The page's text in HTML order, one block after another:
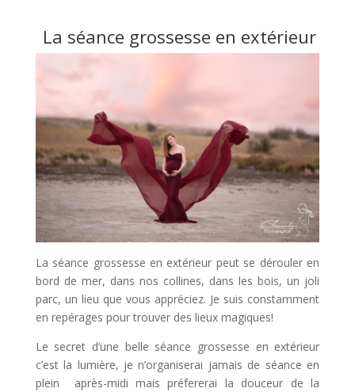
La séance grossesse en extérieur
La séance grossesse en extérieur peut se dérouler en
bord de mer, dans nos collines, dans les bois, un joli
parc, un lieu que vous appréciez. Je suis constamment
en repérages pour trouver des lieux magiques!
Le secret d’une belle séance grossesse en extérieur
c’est la lumière, je n’organiserai jamais de séance en
plein après-midi mais préfererai la douceur de la